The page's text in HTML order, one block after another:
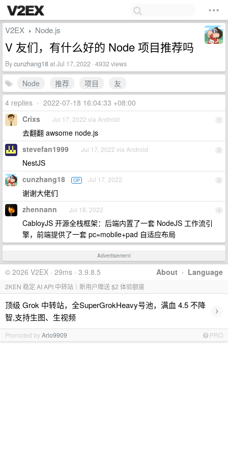
V2EX › Node.js
V 友们，有什么好的 Node 项目推荐吗
Bycunzhang18at Jul 17, 2022 · 4932 views
Node 推荐 项目
友
4 replies • 2022-07-18 16:04:33 +08:00
1
Crixs Jul 17, 2022 via Android
去翻翻 awsome node.js
2
stevefan1999 Jul 17, 2022 via Android
NestJS
3
cunzhang18 OP Jul 17, 2022
谢谢大佬们
4
zhennann Jul 18, 2022
CabloyJS 开源全栈框架：后端内置了一套 NodeJS 工作流引
擎，前端提供了一套 pc=mobile+pad 自适应布局
Advertisement
About · Language
© 2026 V2EX · 29ms · 3.9.8.5
2KEN 稳定 AI API 中转站｜新用户赠送 $2 体验额度
顶级 Grok 中转站，全SuperGrokHeavy号池，满血 4.5 不降
智,支持生图、生视频
›
Promoted byArlo9909 PRO